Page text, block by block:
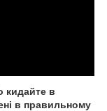
в
в правильному